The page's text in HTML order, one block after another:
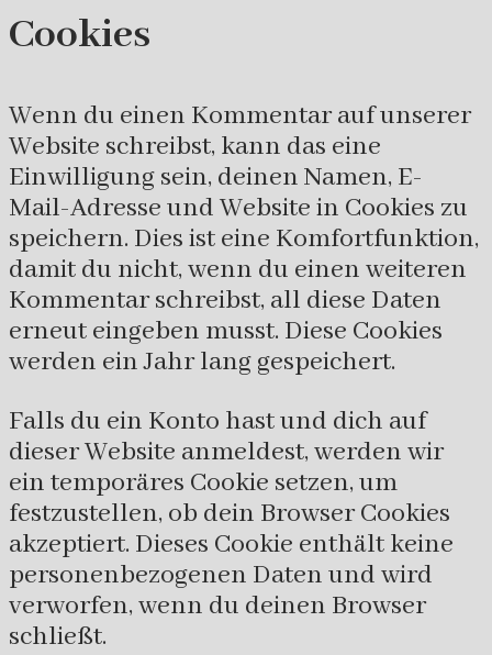
Cookies
Wenn du einen Kommentar auf unserer
Website schreibst, kann das eine
Einwilligung sein, deinen Namen, E-
Mail-Adresse und Website in Cookies zu
speichern. Dies ist eine Komfortfunktion,
damit du nicht, wenn du einen weiteren
Kommentar schreibst, all diese Daten
erneut eingeben musst. Diese Cookies
werden ein Jahr lang gespeichert.
Falls du ein Konto hast und dich auf
dieser Website anmeldest, werden wir
ein temporäres Cookie setzen, um
festzustellen, ob dein Browser Cookies
akzeptiert. Dieses Cookie enthält keine
personenbezogenen Daten und wird
verworfen, wenn du deinen Browser
schließt.